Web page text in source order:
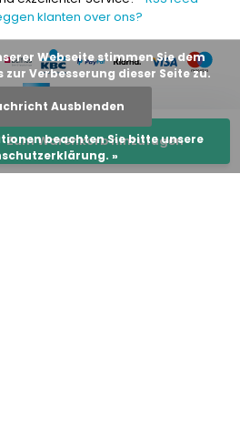
Zum Warenkorb hinzufügen
klanten over ons?
Webseite stimmen Sie dem
Verbesserung dieser Seite zu.
Ausblenden
beachten Sie bitte unsere
»